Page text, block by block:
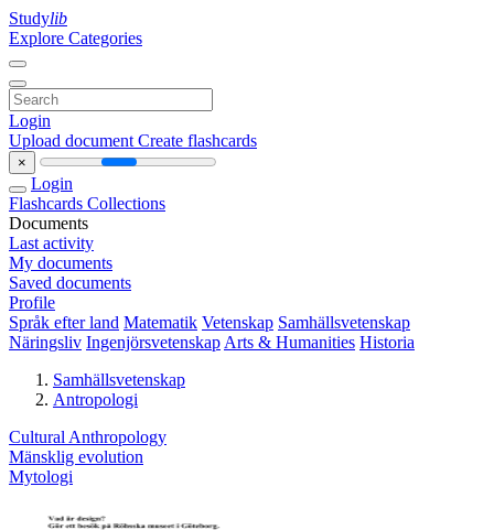
Studylib
Explore Categories
Login
Upload document Create flashcards
×
Login
Flashcards Collections
Documents
Last activity
My documents
Saved documents
Profile
Språk efter land Matematik Vetenskap Samhällsvetenskap
Näringsliv Ingenjörsvetenskap Arts & Humanities Historia
Samhällsvetenskap
Antropologi
Cultural Anthropology
Mänsklig evolution
Mytologi